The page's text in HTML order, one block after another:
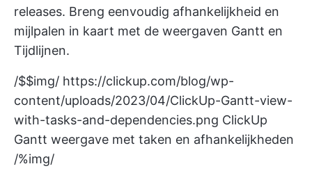
releases. Breng eenvoudig afhankelijkheid en
mijlpalen in kaart met de weergaven Gantt en
Tijdlijnen.
/$$img/ https://clickup.com/blog/wp-
content/uploads/2023/04/ClickUp-Gantt-view-
with-tasks-and-dependencies.png ClickUp
Gantt weergave met taken en afhankelijkheden
/%img/